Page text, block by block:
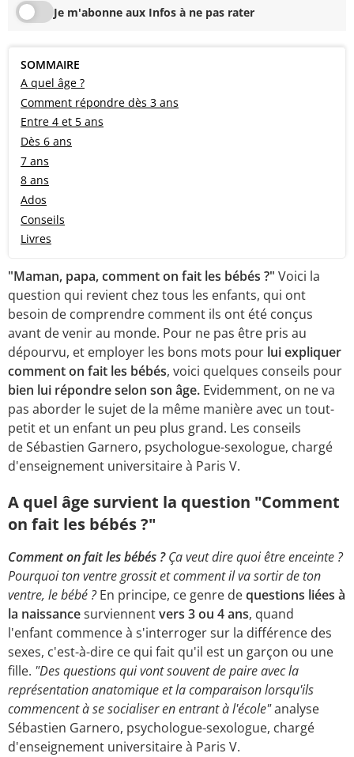
Je m'abonne aux Infos à ne pas rater
SOMMAIRE
A quel âge ?
Comment répondre dès 3 ans
Entre 4 et 5 ans
Dès 6 ans
7 ans
8 ans
Ados
Conseils
Livres
"Maman, papa, comment on fait les bébés ?" Voici la
question qui revient chez tous les enfants, qui ont
besoin de comprendre comment ils ont été conçus
avant de venir au monde. Pour ne pas être pris au
dépourvu, et employer les bons mots pour lui expliquer
comment on fait les bébés, voici quelques conseils pour
bien lui répondre selon son âge. Evidemment, on ne va
pas aborder le sujet de la même manière avec un tout-
petit et un enfant un peu plus grand. Les conseils
de Sébastien Garnero, psychologue-sexologue, chargé
d'enseignement universitaire à Paris V.
A quel âge survient la question "Comment
on fait les bébés ?"
Comment on fait les bébés ?Ça veut dire quoi être enceinte ?
Pourquoi ton ventre grossit et comment il va sortir de ton
ventre, le bébé ?En principe, ce genre dequestions liées à
la naissancesurviennentvers 3 ou 4 ans, quand
l'enfant commence à s'interroger sur la différence des
sexes, c'est-à-dire ce qui fait qu'il est un garçon ou une
fille. "Des questions qui vont souvent de paire avec la
représentation anatomique et la comparaison lorsqu'ils
commencent à se socialiser en entrant à l'école"analyse
Sébastien Garnero, psychologue-sexologue, chargé
d'enseignement universitaire à Paris V.